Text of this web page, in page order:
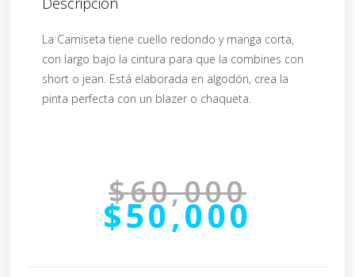
La Camiseta tiene cuello redondo y manga corta,
con largo bajo la cintura para que la combines con
short o jean. Está elaborada en algodón, crea la
pinta perfecta con un blazer o chaqueta.
$60,000
$50,000